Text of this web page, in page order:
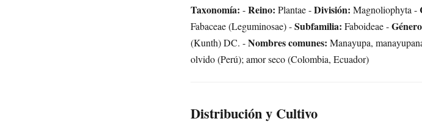
Taxonomía: -Reino: Plantae -División: Magnoliophyta -
Fabaceae (Leguminosae) -Subfamilia: Faboideae -
(Kunth) DC. -Nombres comunes: Manayupa,
olvido (Perú); amor seco (Colombia, Ecuador)
Distribución y Cultivo